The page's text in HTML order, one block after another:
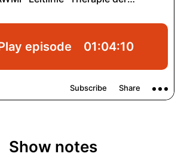
Show notes